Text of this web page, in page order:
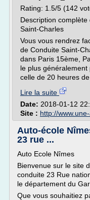
Rating: 1.5/5 (142
Description
Saint-Charles
Vous vous rendrez
de Conduite Saint-
dans Paris 15ème,
le plus
celle de 20 heures de
Lire la suite
Date: 2018-01-12
Site : http://
Auto-école
23 rue ...
Auto Ecole Nîmes
Bienvenue sur le site
conduite 23 Rue
le département du
Que vous souhaitiez